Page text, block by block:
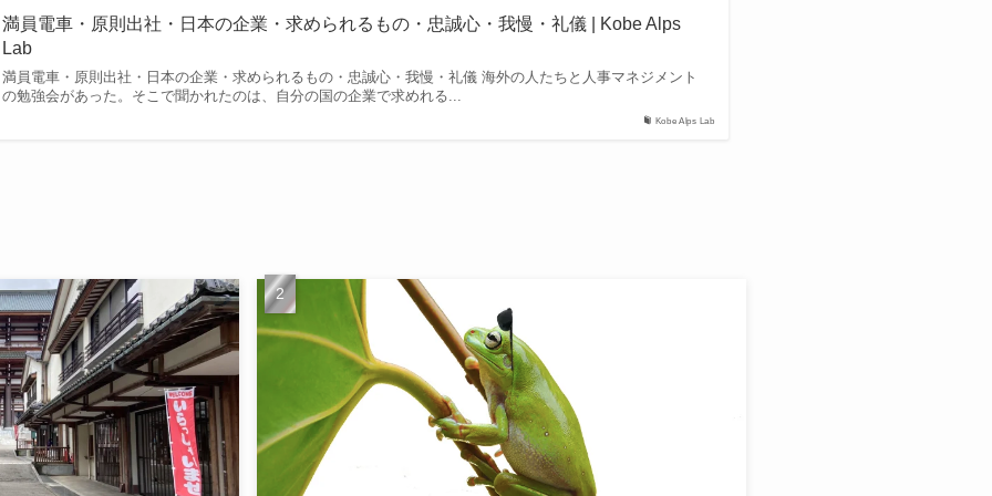
Kobe Alps Lab
満員電車・原則出社・日本の企業・求められるもの・忠誠心・我慢・礼儀 | Kobe Alps
Lab
満員電車・原則出社・日本の企業・求められるもの・忠誠心・我慢・礼儀 海外の人たちと人事マネジメント
の勉強会があった。そこで聞かれたのは、自分の国の企業で求めれる...